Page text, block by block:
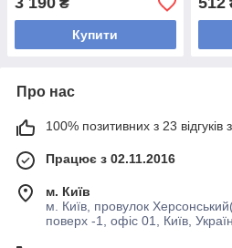
₴
Купити
Про нас
100% позитивних з 23 відгуків
Працює з 02.11.2016
м. Київ
м. Київ, провулок
поверх -1, офіс 01, Київ,